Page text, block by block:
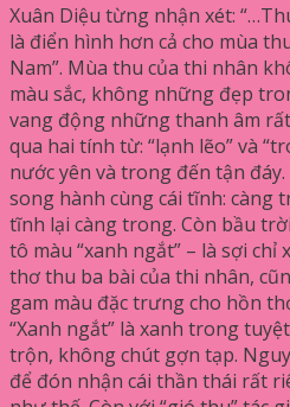
Xuân Diệu từng nhận xét:
là điển hình hơn cả cho mùa
Nam”. Mùa thu của thi nhân
màu sắc, không những đẹp
vang động những thanh âm
qua hai tính từ: “lạnh lẽo” và
nước yên và trong đến tận
song hành cùng cái tĩnh: càng
tĩnh lại càng trong. Còn bầu
tô màu “xanh ngắt” – là sợi
thơ thu ba bài của thi nhân,
gam màu đặc trưng cho hồn
“Xanh ngắt” là xanh trong
trộn, không chút gợn tạp.
để đón nhận cái thần thái rất